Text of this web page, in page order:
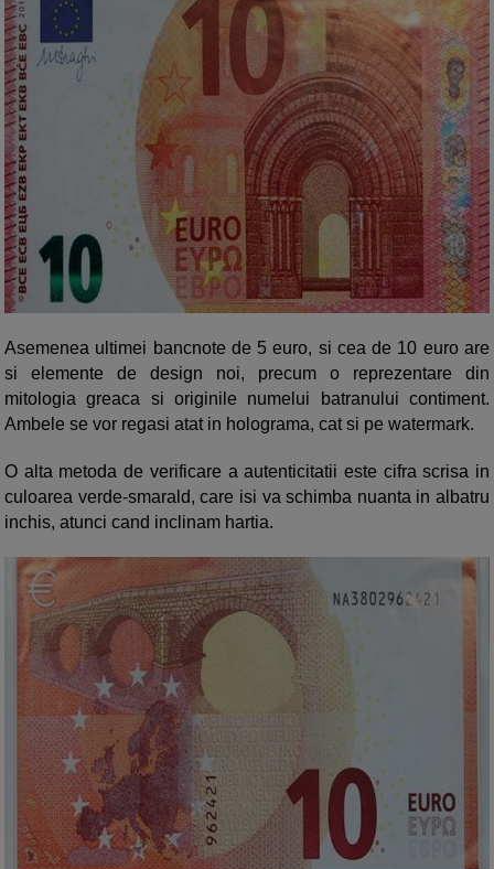
Asemenea ultimei bancnote de 5 euro, si cea de 10 euro are
si elemente de design noi, precum o reprezentare din
mitologia greaca si originile numelui batranului contiment.
Ambele se vor regasi atat in holograma, cat si pe watermark.
O alta metoda de verificare a autenticitatii este cifra scrisa in
culoarea verde-smarald, care isi va schimba nuanta in albatru
inchis, atunci cand inclinam hartia.